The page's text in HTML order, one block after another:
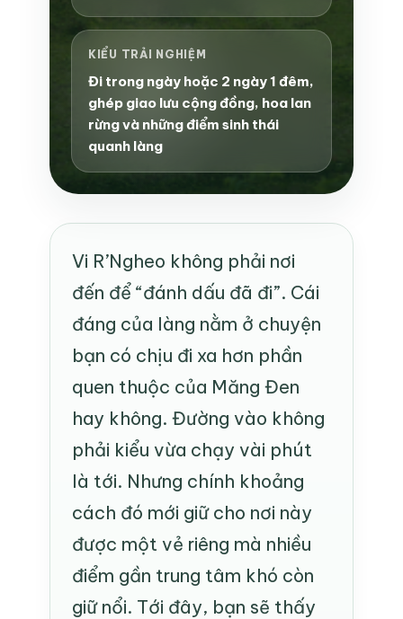
KIỂU TRẢI NGHIỆM
Đi trong ngày hoặc 2 ngày 1 đêm,
ghép giao lưu cộng đồng, hoa lan
rừng và những điểm sinh thái
quanh làng
Vi R’Ngheo không phải nơi
đến để “đánh dấu đã đi”. Cái
đáng của làng nằm ở chuyện
bạn có chịu đi xa hơn phần
quen thuộc của Măng Đen
hay không. Đường vào không
phải kiểu vừa chạy vài phút
là tới. Nhưng chính khoảng
cách đó mới giữ cho nơi này
được một vẻ riêng mà nhiều
điểm gần trung tâm khó còn
giữ nổi. Tới đây, bạn sẽ thấy